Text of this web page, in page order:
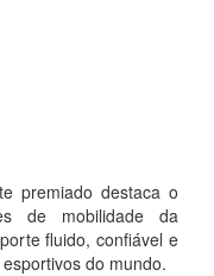
premiado destaca o
de mobilidade da
fluido, confiável e
do mundo.